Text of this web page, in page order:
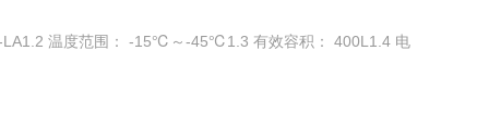
LA1.2 温度范围： -15℃～-45℃1.3 有效容积： 400L1.4 电